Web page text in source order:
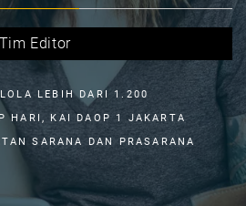
Tim Editor
LEBIH DARI 1.200
HARI, KAI DAOP 1 JAKARTA
SARANA DAN PRASARANA